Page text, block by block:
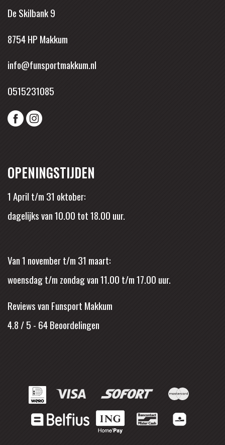
De Skilbank 9
8754 HP Makkum
info@funsportmakkum.nl
0515231085
OPENINGSTIJDEN
1 April t/m 31 oktober:
dagelijks van 10.00 tot 18.00 uur.
Van 1 november t/m 31 maart:
woensdag t/m zondag van 11.00 t/m 17.00 uur.
Reviews van Funsport Makkum
4.8 / 5 - 64Beoordelingen